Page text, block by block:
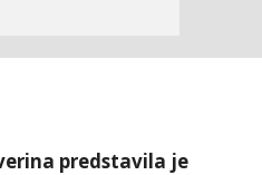
predstavila je